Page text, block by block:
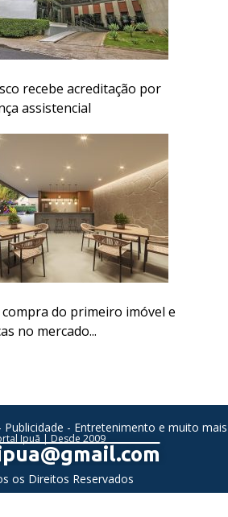
recebe acreditação por
assistencial
do primeiro imóvel e
no mercado...
- Entretenimento e muito mais
Ipuã | Desde 2009
os Direitos Reservados